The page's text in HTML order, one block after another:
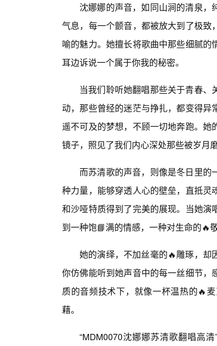
沈娜娜的声音，如同山涧的清泉
气息，每一个颤音，都被放大到了极
喻的魅力。她擅长将歌曲中那些细腻
耳边诉说一个属于你我的秘密。
当我们聆听她翻唱那些关于青春
动，那些曾经的迷茫与挣扎，都变得
遥不可及的梦想，不顾一切地奔跑。
镜子，照见了我们内心深处那些被岁月
而苏清歌的声音，则像是冬日里
种力量，能够穿透人心的壁垒，直抵
和沙哑特质得到了完美的展现。当她
到一种饱📘满的情感，一种对生命的🔥
她的演绎，不加丝毫的🔥雕琢，却
你仿佛能听到她声音中的每一丝细节
质的音频技术下，就像一杯温热的🔥
藉。
“MDM0070沈娜娜苏清歌翻唱高